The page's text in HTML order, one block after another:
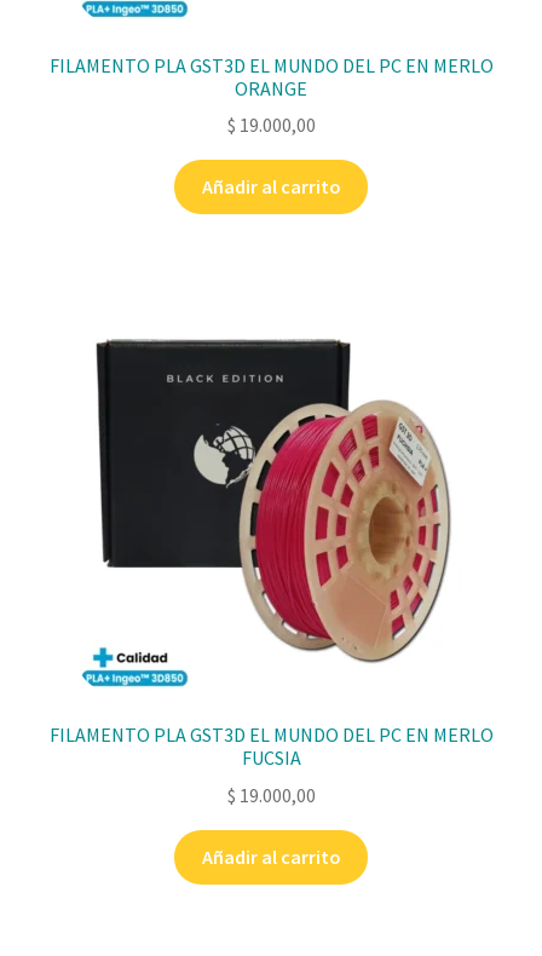
FILAMENTO PLA GST3D EL MUNDO DEL PC EN MERLO
ORANGE
$ 19.000,00
Añadir al carrito
FILAMENTO PLA GST3D EL MUNDO DEL PC EN MERLO
FUCSIA
$ 19.000,00
Añadir al carrito